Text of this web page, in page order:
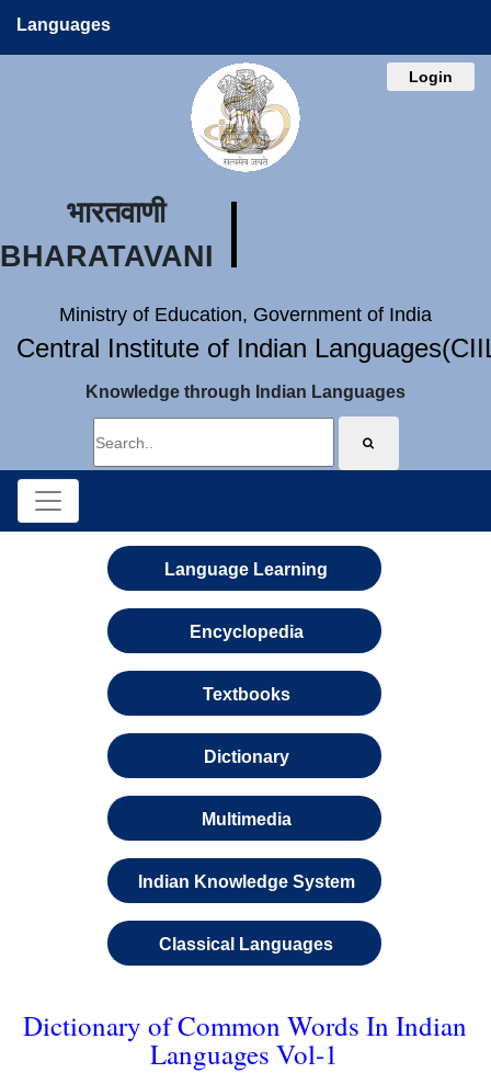
Languages
Login
भारतवाणी
BHARATAVANI
Ministry of Education, Government of India
Central Institute of Indian
Knowledge through Indian Languages
Language Learning
Encyclopedia
Textbooks
Dictionary
Multimedia
Indian Knowledge System
Classical Languages
Dictionary of Common Words In Indian
Languages Vol-1